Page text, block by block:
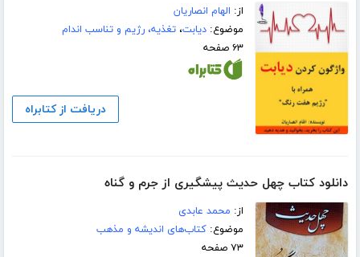
از: الهام انصاریان
موضوع:دیابت،تغذیه، رژیم و تناسب اندام
۶۳ صفحه
دریافت از کتابراه
دانلود کتاب چهل حدیث پیشگیری از جرم و گناه
از: محمد عابدی
موضوع:کتاب‌های اندیشه و مذهب
۷۳ صفحه